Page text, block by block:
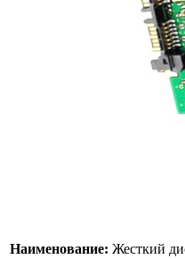
Наименование: Жесткий